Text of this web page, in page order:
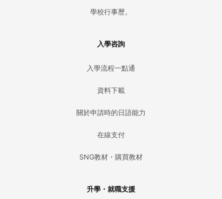
學校行事歷。
入學咨詢
入學流程一點通
資料下載
關於申請時的日語能力
在線支付
SNG教材・購買教材
升學・就職支援